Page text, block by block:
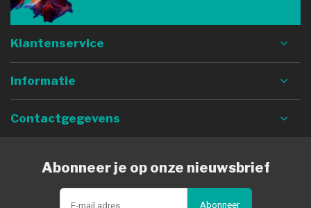
Klantenservice
Informatie
Contactgegevens
Abonneer je op onze nieuwsbrief
Abonneer